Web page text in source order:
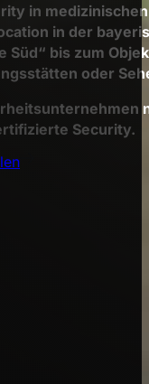
in
in der
bis zum
oder
Security.